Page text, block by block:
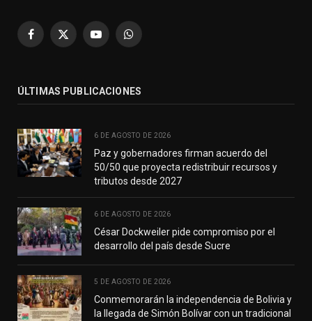
Facebook
X
YouTubeWhatsApp
ÚLTIMAS PUBLICACIONES
6 DE AGOSTO DE 2026
Paz y gobernadores firman acuerdo del
50/50 que proyecta redistribuir recursos y
tributos desde 2027
6 DE AGOSTO DE 2026
César Dockweiler pide compromiso por el
desarrollo del país desde Sucre
5 DE AGOSTO DE 2026
Conmemorarán la independencia de Bolivia y
la llegada de Simón Bolívar con un tradicional